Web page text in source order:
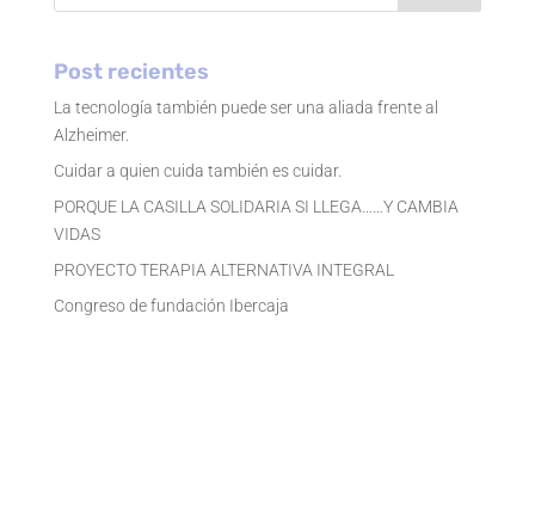
Post recientes
La tecnología también puede ser una aliada frente al
Alzheimer.
Cuidar a quien cuida también es cuidar.
PORQUE LA CASILLA SOLIDARIA SI LLEGA……Y CAMBIA
VIDAS
PROYECTO TERAPIA ALTERNATIVA INTEGRAL
Congreso de fundación Ibercaja